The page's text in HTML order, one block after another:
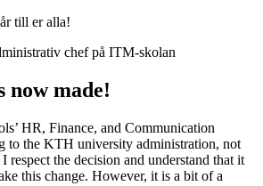
till er alla!
chef på ITM-skolan
now made!
HR, Finance, and Communication
to the KTH university administration, not
respect the decision and understand that it
this change. However, it is a bit of a